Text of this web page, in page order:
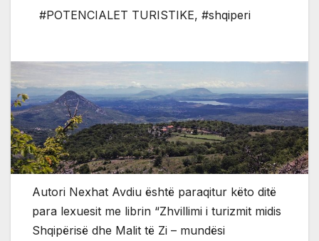
#POTENCIALET TURISTIKE, #shqiperi
Autori Nexhat Avdiu është paraqitur këto ditë
para lexuesit me librin “Zhvillimi i turizmit midis
Shqipërisë dhe Malit të Zi – mundësi